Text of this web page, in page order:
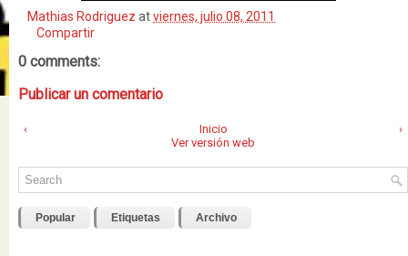
Mathias Rodriguez atviernes, julio 08, 2011
Compartir
0 comments:
Publicar un comentario
‹ ›
Inicio
Ver versión web
Popular Etiquetas Archivo